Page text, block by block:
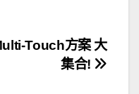
Touch方案 大
集合!